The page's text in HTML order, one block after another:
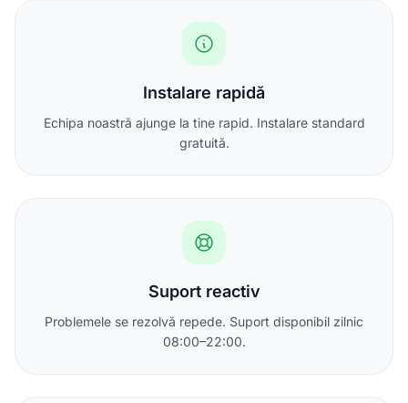
Instalare rapidă
Echipa noastră ajunge la tine rapid. Instalare standard
gratuită.
Suport reactiv
Problemele se rezolvă repede. Suport disponibil zilnic
08:00–22:00.